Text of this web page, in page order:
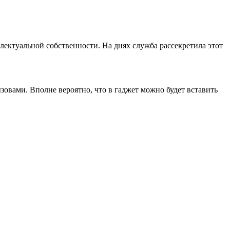
собственности. На днях служба рассекретила этот
Вполне вероятно, что в гаджет можно будет вставить